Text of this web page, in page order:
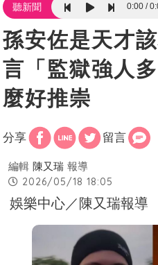
聽新聞 0:00
孫安佐是天才
言「監獄強人
麼好推崇
分享 留言
編輯 陳又瑞 報導
2026/05/18 18:05
娛樂中心／陳又瑞報導